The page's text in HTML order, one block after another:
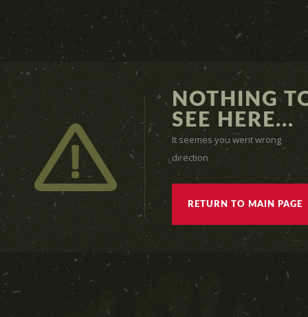
NOTHING
SEE HERE...
It seemes you went wrong
direction
RETURN TO MAIN PAGE